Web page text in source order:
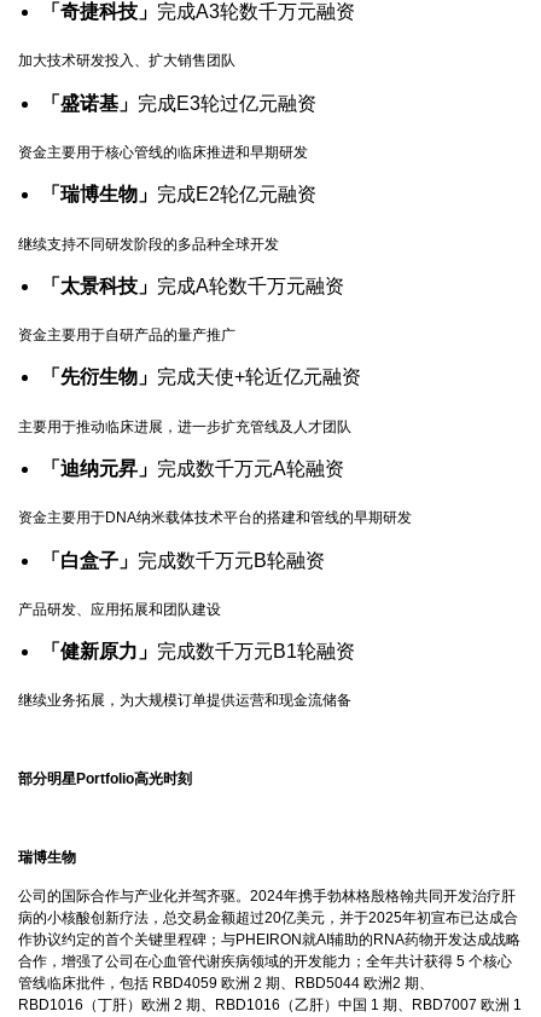
「奇捷科技」 完成A3轮数千万元融资
加大技术研发投入、扩大销售团队
「盛诺基」 完成E3轮过亿元融资
资金主要用于核心管线的临床推进和早期研发
「瑞博生物」 完成E2轮亿元融资
继续支持不同研发阶段的多品种全球开发
「太景科技」 完成A轮数千万元融资
资金主要用于自研产品的量产推广
「先衍生物」 完成天使+轮近亿元融资
主要用于推动临床进展，进一步扩充管线及人才团队
「迪纳元昇」 完成数千万元A轮融资
资金主要用于DNA纳米载体技术平台的搭建和管线的早期研发
「白盒子」 完成数千万元B轮融资
产品研发、应用拓展和团队建设
「健新原力」 完成数千万元B1轮融资
继续业务拓展，为大规模订单提供运营和现金流储备
部分明星Portfolio高光时刻
瑞博生物
公司的国际合作与产业化并驾齐驱。2024年携手勃林格殷格翰共同开发治疗肝
病的小核酸创新疗法，总交易金额超过20亿美元，并于2025年初宣布已达成合
作协议约定的首个关键里程碑；与PHEIRON就AI辅助的RNA药物开发达成战略
合作，增强了公司在心血管代谢疾病领域的开发能力；全年共计获得 5 个核心
管线临床批件，包括 RBD4059 欧洲 2 期、RBD5044 欧洲2 期、
RBD1016（丁肝）欧洲 2 期、RBD1016（乙肝）中国 1 期、RBD7007 欧洲 1